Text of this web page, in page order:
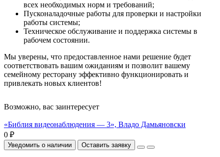
всех необходимых норм и требований;
Пусконаладочные работы для проверки и настройки
работы системы;
Техническое обслуживание и поддержка системы в
рабочем состоянии.
Мы уверены, что предоставленное нами решение будет
соответствовать вашим ожиданиям и позволит вашему
семейному ресторану эффективно функционировать и
привлекать новых клиентов!
Возможно, вас заинтересует
«Библия видеонаблюдения — 3», Владо Дамьяновски
0 ₽
Уведомить о наличии Оставить заявку